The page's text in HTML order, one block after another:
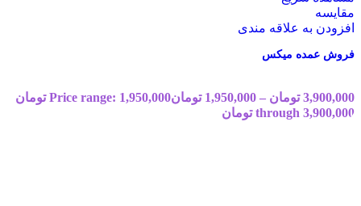
مقایسه
افزودن به علاقه مندی
فروش عمده میکس
3,900,000 تومان –
1,950,000 تومان
Price range: 1,950,000 تومان
through 3,900,000 تومان